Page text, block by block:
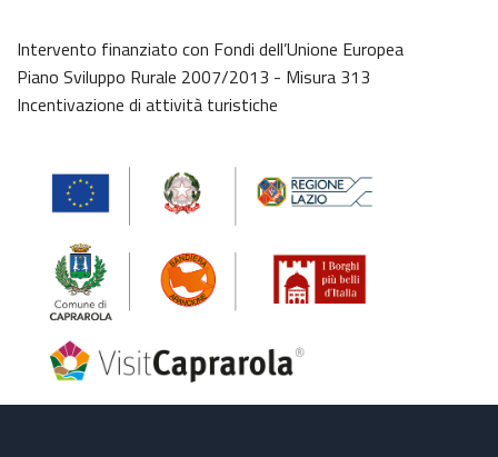
Intervento finanziato con Fondi dell’Unione Europea
Piano Sviluppo Rurale 2007/2013 - Misura 313
Incentivazione di attività turistiche